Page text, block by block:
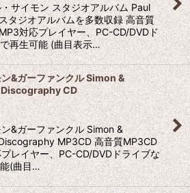
サイモン スタジオアルバム Paul
タジオアルバムを多数収録 高音質
対応プレイヤー、PC-CD/DVDド
再生可能 (曲目表示…
&ガーファンクル Simon &
CD
&ガーファンクル Simon &
MP3CD 高音質MP3CD
レイヤー、PC-CD/DVDドライブな
(曲目…